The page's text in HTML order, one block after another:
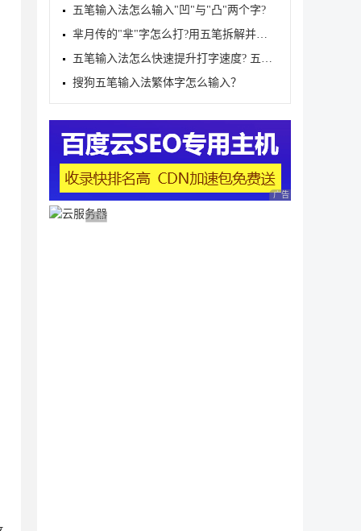
五笔输入法怎么输入"凹"与"凸"两个字?
芈月传的"芈"字怎么打?用五笔拆解并输入方法图解
五笔输入法怎么快速提升打字速度? 五笔打字输入法口诀
搜狗五笔输入法繁体字怎么输入？
广告 商业广告，理性
广告 商业广告，理性选择